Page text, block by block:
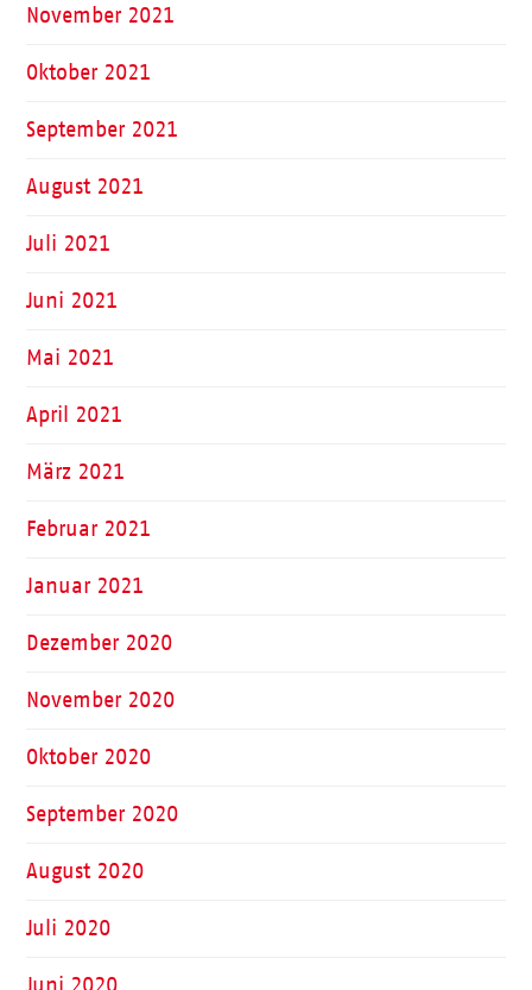
November 2021
Oktober 2021
September 2021
August 2021
Juli 2021
Juni 2021
Mai 2021
April 2021
März 2021
Februar 2021
Januar 2021
Dezember 2020
November 2020
Oktober 2020
September 2020
August 2020
Juli 2020